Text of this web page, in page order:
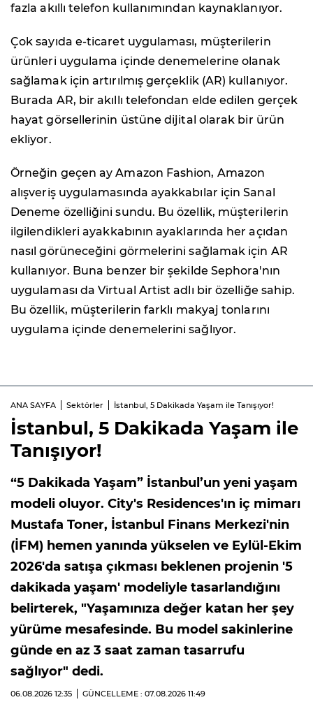
fazla akıllı telefon kullanımından kaynaklanıyor.
Çok sayıda e-ticaret uygulaması, müşterilerin
ürünleri uygulama içinde denemelerine olanak
sağlamak için artırılmış gerçeklik (AR) kullanıyor.
Burada AR, bir akıllı telefondan elde edilen gerçek
hayat görsellerinin üstüne dijital olarak bir ürün
ekliyor.
Örneğin geçen ay Amazon Fashion, Amazon
alışveriş uygulamasında ayakkabılar için Sanal
Deneme özelliğini sundu. Bu özellik, müşterilerin
ilgilendikleri ayakkabının ayaklarında her açıdan
nasıl görüneceğini görmelerini sağlamak için AR
kullanıyor. Buna benzer bir şekilde Sephora'nın
uygulaması da Virtual Artist adlı bir özelliğe sahip.
Bu özellik, müşterilerin farklı makyaj tonlarını
uygulama içinde denemelerini sağlıyor.
ANA SAYFA Sektörler İstanbul, 5 Dakikada Yaşam ile Tanışıyor!
İstanbul, 5 Dakikada Yaşam ile
Tanışıyor!
“5 Dakikada Yaşam” İstanbul’un yeni yaşam
modeli oluyor. City's Residences'ın iç mimarı
Mustafa Toner, İstanbul Finans Merkezi'nin
(İFM) hemen yanında yükselen ve Eylül-Ekim
2026'da satışa çıkması beklenen projenin '5
dakikada yaşam' modeliyle tasarlandığını
belirterek, "Yaşamınıza değer katan her şey
yürüme mesafesinde. Bu model sakinlerine
günde en az 3 saat zaman tasarrufu
sağlıyor" dedi.
06.08.2026 12:35 GÜNCELLEME : 07.08.2026 11:49